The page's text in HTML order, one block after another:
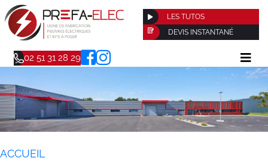
LES TUTOS
DEVIS INSTANTANÉ
02 51 31 28 29
ACCUEIL